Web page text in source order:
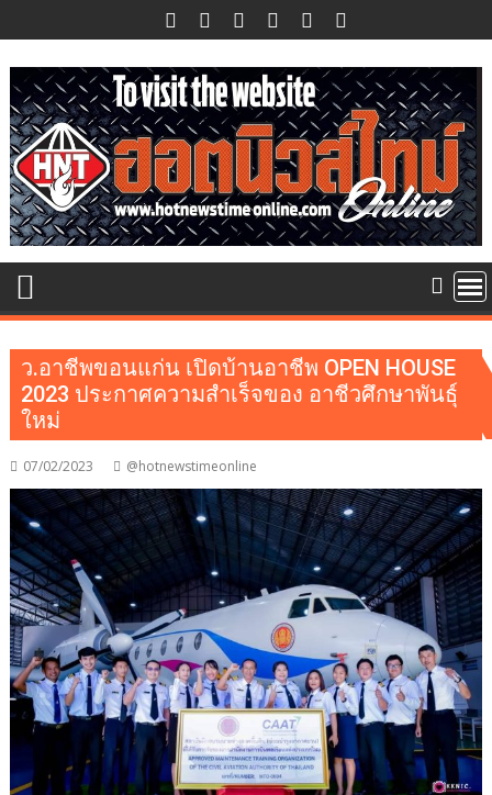
to
content
ว.อาชีพขอนแก่น เปิดบ้านอาชีพ OPEN HOUSE
2023 ประกาศความสำเร็จของ อาชีวศึกษาพันธุ์
ใหม่
07/02/2023 @hotnewstimeonline